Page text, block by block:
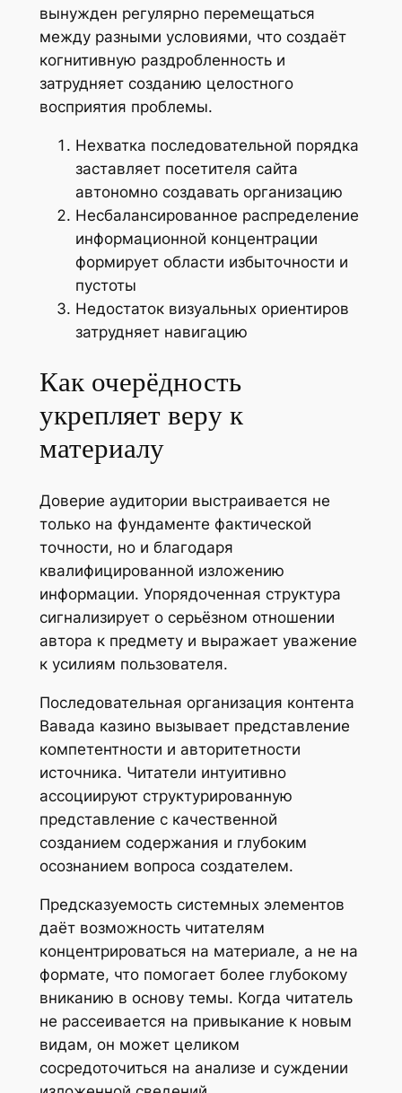
вынужден регулярно перемещаться
между разными условиями, что создаёт
когнитивную раздробленность и
затрудняет созданию целостного
восприятия проблемы.
Нехватка последовательной порядка
заставляет посетителя сайта
автономно создавать организацию
Несбалансированное распределение
информационной концентрации
формирует области избыточности и
пустоты
Недостаток визуальных ориентиров
затрудняет навигацию
Как очерёдность
укрепляет веру к
материалу
Доверие аудитории выстраивается не
только на фундаменте фактической
точности, но и благодаря
квалифицированной изложению
информации. Упорядоченная структура
сигнализирует о серьёзном отношении
автора к предмету и выражает уважение
к усилиям пользователя.
Последовательная организация контента
Вавада казино вызывает представление
компетентности и авторитетности
источника. Читатели интуитивно
ассоциируют структурированную
представление с качественной
созданием содержания и глубоким
осознанием вопроса создателем.
Предсказуемость системных элементов
даёт возможность читателям
концентрироваться на материале, а не на
формате, что помогает более глубокому
вниканию в основу темы. Когда читатель
не рассеивается на привыкание к новым
видам, он может целиком
сосредоточиться на анализе и суждении